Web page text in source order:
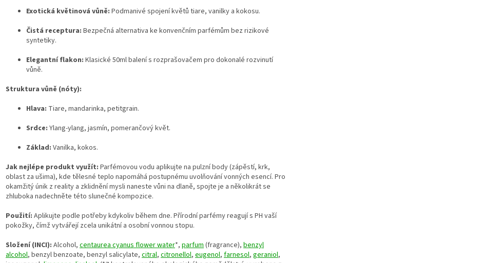
Exotická květinová vůně: Podmanivé spojení květů tiare, vanilky a kokosu.
Čistá receptura: Bezpečná alternativa ke konvenčním parfémům bez rizikové
syntetiky.
Elegantní flakon: Klasické 50ml balení s rozprašovačem pro dokonalé rozvinutí
vůně.
Struktura vůně (nóty):
Hlava: Tiare, mandarinka, petitgrain.
Srdce: Ylang-ylang, jasmín, pomerančový květ.
Základ: Vanilka, kokos.
Jak nejlépe produkt využít: Parfémovou vodu aplikujte na pulzní body (zápěstí, krk,
oblast za ušima), kde tělesné teplo napomáhá postupnému uvolňování vonných esencí. Pro
okamžitý únik z reality a zklidnění mysli naneste vůni na dlaně, spojte je a několikrát se
zhluboka nadechněte této slunečné kompozice.
Použití: Aplikujte podle potřeby kdykoliv během dne. Přírodní parfémy reagují s PH vaší
pokožky, čímž vytvářejí zcela unikátní a osobní vonnou stopu.
Složení (INCI): Alcohol, centaurea cyanus flower water*, parfum(fragrance), benzyl
alcohol, benzyl benzoate, benzyl salicylate, citral, citronellol, eugenol, farnesol, geraniol,